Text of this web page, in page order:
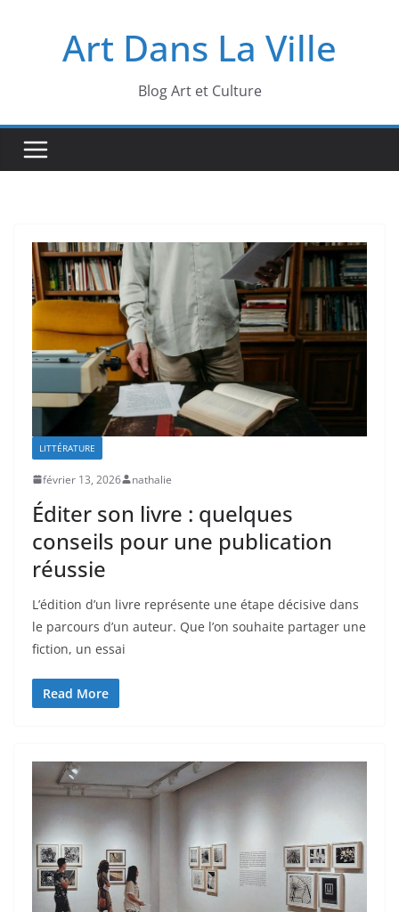
Art Dans La Ville
Blog Art et Culture
LITTÉRATURE
février 13, 2026 nathalie
Éditer son livre : quelques
conseils pour une publication
réussie
L’édition d’un livre représente une étape décisive dans
le parcours d’un auteur. Que l’on souhaite partager une
fiction, un essai
Read More